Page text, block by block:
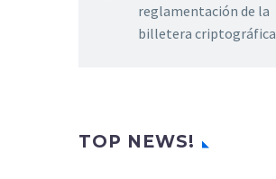
reglamentación de la
billetera criptográfica
TOP NEWS!